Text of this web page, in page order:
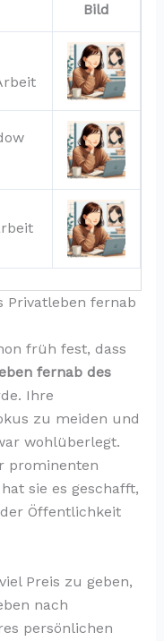
Bild
Privatleben fernab
früh fest, dass
fernab des
Ihre
zu meiden und
wohlüberlegt.
prominenten
sie es geschafft,
Öffentlichkeit
Preis zu geben,
nach
persönlichen